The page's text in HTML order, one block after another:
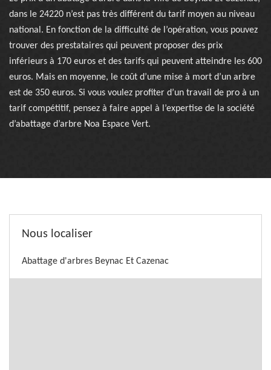
dans le 24220 n’est pas très différent du tarif moyen au niveau
national. En fonction de la difficulté de l’opération, vous pouvez
trouver des prestataires qui peuvent proposer des prix
inférieurs à 170 euros et des tarifs qui peuvent atteindre les 600
euros. Mais en moyenne, le coût d’une mise à mort d’un arbre
est de 350 euros. Si vous voulez profiter d’un travail de pro à un
tarif compétitif, pensez à faire appel à l’expertise de la société
d’abattage d’arbre Noa Espace Vert.
Nous localiser
Abattage d'arbres Beynac Et Cazenac